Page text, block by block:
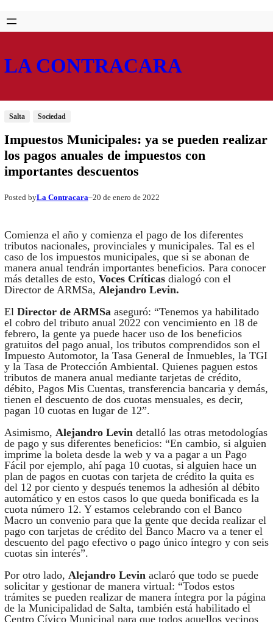
Saltar
al
Skip
to
LA CONTRACARA
Salta Sociedad
Impuestos Municipales: ya se pueden realizar
los pagos anuales de impuestos con
importantes descuentos
Posted byLa Contracara–20 de enero de 2022
Comienza el año y comienza el pago de los diferentes
tributos nacionales, provinciales y municipales. Tal es el
caso de los impuestos municipales, que si se abonan de
manera anual tendrán importantes beneficios. Para conocer
más detalles de esto, Voces Críticas dialogó con el
Director de ARMSa, Alejandro Levin.
ElDirector de ARMSa aseguró: “Tenemos ya habilitado
el cobro del tributo anual 2022 con vencimiento en 18 de
febrero, la gente ya puede hacer uso de los beneficios
gratuitos del pago anual, los tributos comprendidos son el
Impuesto Automotor, la Tasa General de Inmuebles, la TGI
y la Tasa de Protección Ambiental. Quienes paguen estos
tributos de manera anual mediante tarjetas de crédito,
débito, Pagos Mis Cuentas, transferencia bancaria y demás,
tienen el descuento de dos cuotas mensuales, es decir,
pagan 10 cuotas en lugar de 12”.
Asimismo, Alejandro Levindetalló las otras metodologías
de pago y sus diferentes beneficios: “En cambio, si alguien
imprime la boleta desde la web y va a pagar a un Pago
Fácil por ejemplo, ahí paga 10 cuotas, si alguien hace un
plan de pagos en cuotas con tarjeta de crédito la quita es
del 12 por ciento y después tenemos la adhesión al débito
automático y en estos casos lo que queda bonificada es la
cuota número 12. Y estamos celebrando con el Banco
Macro un convenio para que la gente que decida realizar el
pago con tarjetas de crédito del Banco Macro va a tener el
descuento del pago efectivo o pago único íntegro y con seis
cuotas sin interés”.
Por otro lado, Alejandro Levin aclaró que todo se puede
solicitar y gestionar de manera virtual: “Todos estos
trámites se pueden realizar de manera íntegra por la página
de la Municipalidad de Salta, también está habilitado el
Centro Cívico Municipal para que todos aquellos vecinos